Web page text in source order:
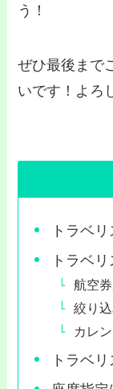
う！
ぜひ最後まで
いです！よろ
トラベ
トラベ
航空
絞り
カレ
トラベ